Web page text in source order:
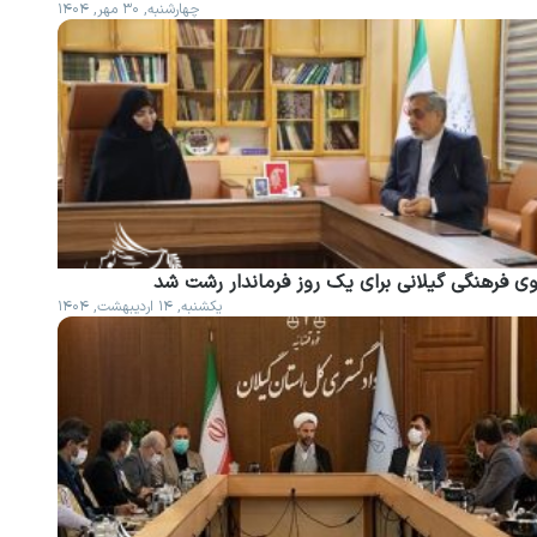
چهارشنبه, ۳۰ مهر, ۱۴۰۴
فرهنگی گیلانی برای یک روز فرماندار رشت شد
یکشنبه, ۱۴ اردیبهشت, ۱۴۰۴